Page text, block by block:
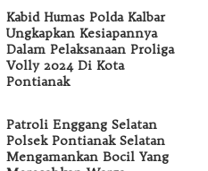
Kabid Humas Polda Kalbar
Ungkapkan Kesiapannya
Dalam Pelaksanaan Proliga
Volly 2024 Di Kota
Pontianak
Patroli Enggang Selatan
Polsek Pontianak Selatan
Mengamankan Bocil Yang